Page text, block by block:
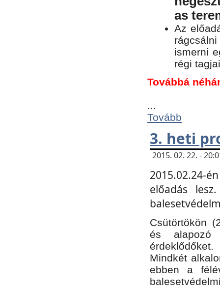
as
Az
ismerni
régi
Továbbá
...
Tovább
3. heti
2015. 02. 22. -
2015.02.24-
előadás
Csütörtökön
és alapozó
érdeklődőket.
Mindkét
ebben a